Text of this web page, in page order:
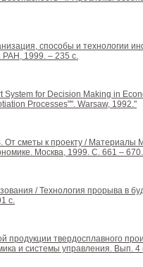
способы и технологии
РАН, 1999. – 235 с.
for Decision Making in
Processes"". Warsaw, 1992."
От сметы к проекту / Материалы
Москва, 1999. С. 661 – 670.
/ Технология прорыва в
с.
твердосплавного
и системы управления. Вып. 4